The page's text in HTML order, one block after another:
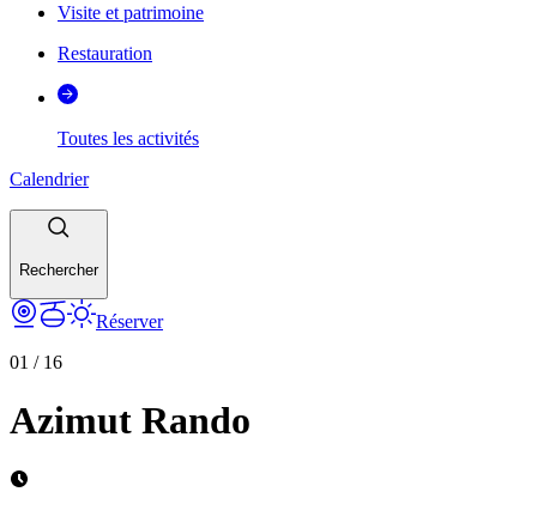
Visite et patrimoine
Restauration
Toutes les activités
Calendrier
Rechercher
Réserver
01 / 16
Azimut Rando